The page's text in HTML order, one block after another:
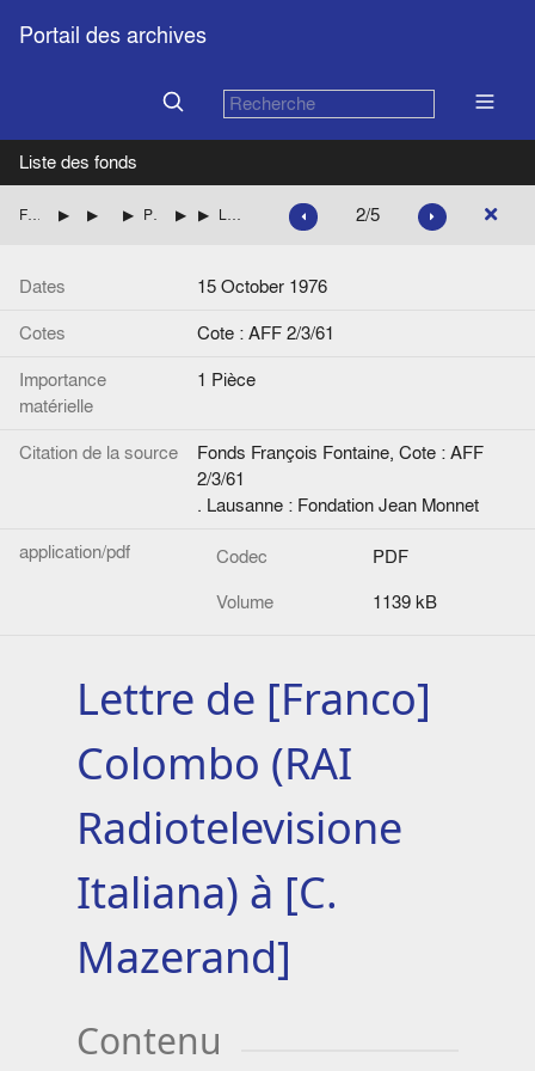
Portail des archives
Liste des fonds
Fonds François Fontaine Documents papier
Mémoires de Jean Monnet
Publication, diffusion et promotion des Mémoires Promotion
Lettre de [Franco] Colombo (RAI Radiotelevisione Italiana) à [C. Mazerand] 2/5
Dates
15 October 1976
Cotes
Cote : AFF 2/3/61
Importance
matérielle
1 Pièce
Citation de la source
Fonds François Fontaine, Cote : AFF
2/3/61
. Lausanne : Fondation Jean Monnet
application/pdf
Codec
PDF
Volume
1139 kB
Lettre de [Franco]
Colombo (RAI
Radiotelevisione
Italiana) à [C.
Mazerand]
Contenu